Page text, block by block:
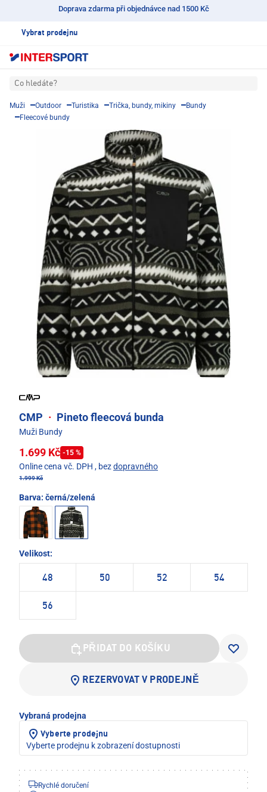
Doprava zdarma při objednávce nad 1500 Kč
Vybrat prodejnu
Co hledáte?
Muži Outdoor Turistika Trička, bundy, mikiny
Bundy
Fleecové bundy
CMP · Pineto fleecová bunda
Muži Bundy
1.699 Kč -15 %
Online cena vč. DPH , bezdopravného
1.999 Kč
Barva: černá/zelená
Velikost:
48 50 52 54
56
PŘIDAT DO KOŠÍKU
REZERVOVAT V PRODEJNĚ
Vybraná prodejna
Vyberte prodejnu
Vyberte prodejnu k zobrazení dostupnosti
Rychlé doručení